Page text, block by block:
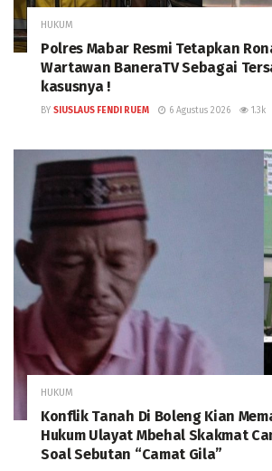
HUKUM
Polres Mabar Resmi Tetapkan
Wartawan BaneraTV Sebagai
kasusnya !
BY SIUSLAUS FENDI RUEM 6 Agustus 2026 1.3k
HUKUM
Konflik Tanah Di Boleng Kian
Hukum Ulayat Mbehal Skakmat
Soal Sebutan “Camat Gila”